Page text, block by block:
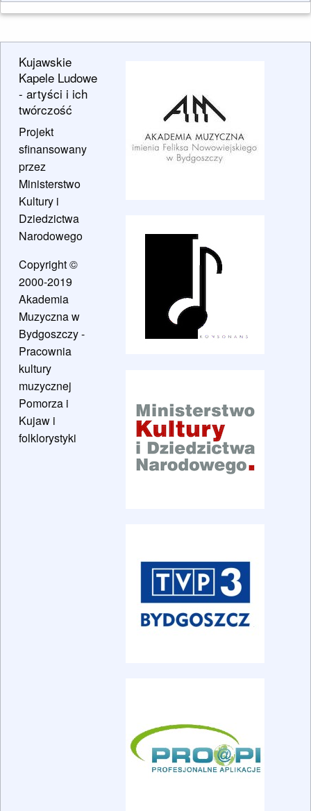
Kujawskie
Kapele Ludowe
- artyści i ich
twórczość
Projekt
sfinansowany
przez
Ministerstwo
Kultury i
Dziedzictwa
Narodowego
Copyright ©
2000-2019
Akademia
Muzyczna w
Bydgoszczy -
Pracownia
kultury
muzycznej
Pomorza i
Kujaw i
folklorystyki